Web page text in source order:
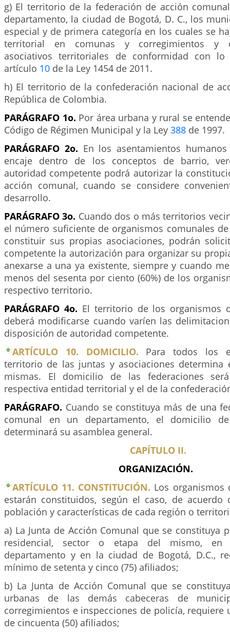
g) El territorio de la federación de acción
departamento, la ciudad de Bogotá, D. C., los
especial y de primera categoría en los cuales se
territorial en comunas y corregimientos y
asociativos territoriales de conformidad con
artículo 10 de la Ley 1454 de 2011.
h) El territorio de la confederación nacional de
República de Colombia.
PARÁGRAFO 1o. Por área urbana y rural se
Código de Régimen Municipal y la Ley 388 de 1997.
PARÁGRAFO 2o. En los asentamientos
encaje dentro de los conceptos de barrio,
autoridad competente podrá autorizar la
acción comunal, cuando se considere
desarrollo.
PARÁGRAFO 3o. Cuando dos o más territorios
el número suficiente de organismos comunales
constituir sus propias asociaciones, podrán
competente la autorización para organizar su
anexarse a una ya existente, siempre y cuando
menos del sesenta por ciento (60%) de los
respectivo territorio.
PARÁGRAFO 4o. El territorio de los organismos
deberá modificarse cuando varíen las
disposición de autoridad competente.
ARTÍCULO 10. DOMICILIO. Para todos los
territorio de las juntas y asociaciones
mismas. El domicilio de las federaciones
respectiva entidad territorial y el de la
PARÁGRAFO. Cuando se constituya más de una
comunal en un departamento, el domicilio
determinará su asamblea general.
CAPÍTULO II.
ORGANIZACIÓN.
ARTÍCULO 11. CONSTITUCIÓN. Los organismos
estarán constituidos, según el caso, de
población y características de cada región o
a) La Junta de Acción Comunal que se constituya
residencial, sector o etapa del mismo, en
departamento y en la ciudad de Bogotá, D.C.,
mínimo de setenta y cinco (75) afiliados;
b) La Junta de Acción Comunal que se
urbanas de las demás cabeceras de
corregimientos e inspecciones de policía,
de cincuenta (50) afiliados;